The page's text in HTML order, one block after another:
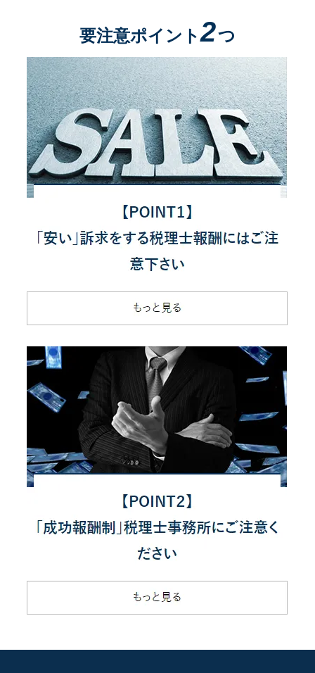
要注意ポイント2つ